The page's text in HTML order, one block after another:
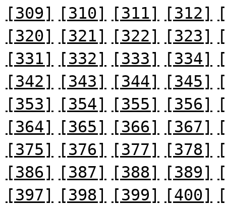
[309]
[310] [311] [312]
[320]
[321] [322] [323]
[331]
[332] [333] [334]
[342]
[343] [344] [345]
[353]
[354] [355] [356]
[364]
[365] [366] [367]
[375]
[376] [377] [378]
[386]
[387] [388] [389]
[397]
[398] [399] [400]